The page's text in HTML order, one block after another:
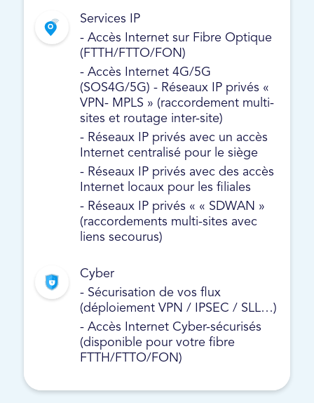
Services IP
- Accès Internet sur Fibre Optique
(FTTH/FTTO/FON)
- Accès Internet 4G/5G
(SOS4G/5G) - Réseaux IP privés «
VPN- MPLS » (raccordement multi-
sites et routage inter-site)
- Réseaux IP privés avec un accès
Internet centralisé pour le siège
- Réseaux IP privés avec des accès
Internet locaux pour les filiales
- Réseaux IP privés « « SDWAN »
(raccordements multi-sites avec
liens secourus)
Cyber
- Sécurisation de vos flux
(déploiement VPN / IPSEC / SLL…)
- Accès Internet Cyber-sécurisés
(disponible pour votre fibre
FTTH/FTTO/FON)